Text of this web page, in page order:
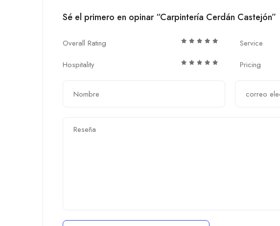
Sé el primero en opinar “Carpintería Cerdán Castejón”
Overall Rating
Service
Hospitality
Pricing